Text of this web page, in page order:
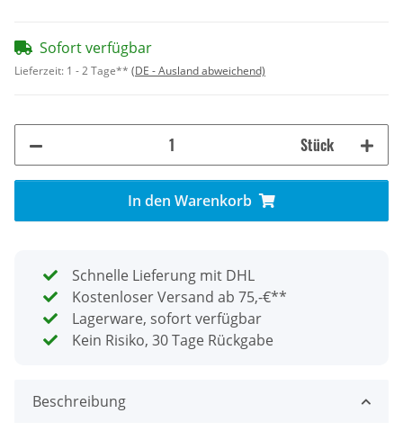
Sofort verfügbar
Lieferzeit: 1 - 2 Tage** (DE - Ausland abweichend)
Stück
In den Warenkorb
Schnelle Lieferung mit DHL
Kostenloser Versand ab 75,-€**
Lagerware, sofort verfügbar
Kein Risiko, 30 Tage Rückgabe
Beschreibung